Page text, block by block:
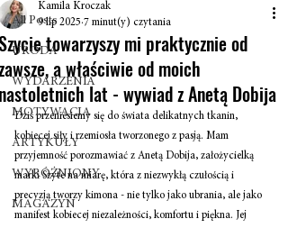
All Posts
URODA
WYDARZENIA
MOTYWACJA
ARTYKUŁY
WYRÓŻNIONY
MAGAZYN
towarzyszy mi praktycznie od
a właściwie od moich
lat - wywiad z Anetą Dobija
Kamila Kroczak
9 lip 2025 7 minut(y) czytania
Dziś przeniesiemy się do świata delikatnych tkanin,
kobiecej siły i rzemiosła tworzonego z pasją. Mam
przyjemność porozmawiać z Anetą Dobija, założycielką
marki Szyte na miarę, która z niezwykłą czułością i
precyzją tworzy kimona - nie tylko jako ubrania, ale jako
manifest kobiecej niezależności, komfortu i piękna. Jej